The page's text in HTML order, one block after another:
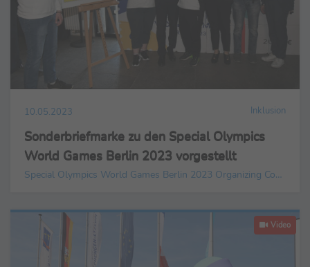
10.05.2023 Inklusion
Sonderbriefmarke zu den Special Olympics
World Games Berlin 2023 vorgestellt
Special Olympics World Games Berlin 2023 Organizing Committee gGmbH
Video